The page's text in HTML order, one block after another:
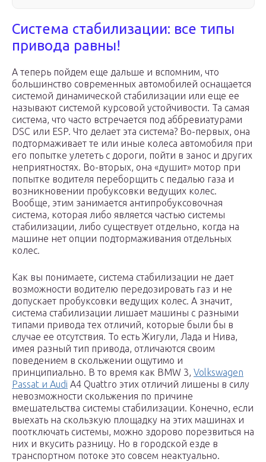
Система стабилизации: все типы
привода равны!
А теперь пойдем еще дальше и вспомним, что
большинство современных автомобилей оснащается
системой динамической стабилизации или еще ее
называют системой курсовой устойчивости. Та самая
система, что часто встречается под аббревиатурами
DSC или ESP. Что делает эта система? Во-первых, она
подтормаживает те или иные колеса автомобиля при
его попытке улететь с дороги, пойти в занос и других
неприятностях. Во-вторых, она «душит» мотор при
попытке водителя переборщить с педалью газа и
возникновении пробуксовки ведущих колес.
Вообще, этим занимается антипробуксовочная
система, которая либо является частью системы
стабилизации, либо существует отдельно, когда на
машине нет опции подтормаживания отдельных
колес.
Как вы понимаете, система стабилизации не дает
возможности водителю передозировать газ и не
допускает пробуксовки ведущих колес. А значит,
система стабилизации лишает машины с разными
типами привода тех отличий, которые были бы в
случае ее отсутствия. То есть Жигули, Лада и Нива,
имея разный тип привода, отличаются своим
поведением в скольжении ощутимо и
принципиально. В то время как BMW 3, Volkswagen
Passat и Audi А4 Quattro этих отличий лишены в силу
невозможности скольжения по причине
вмешательства системы стабилизации. Конечно, если
выехать на скользкую площадку на этих машинах и
поотключать системы, можно здорово порезвиться на
них и вкусить разницу. Но в городской езде в
транспортном потоке это совсем неактуально.